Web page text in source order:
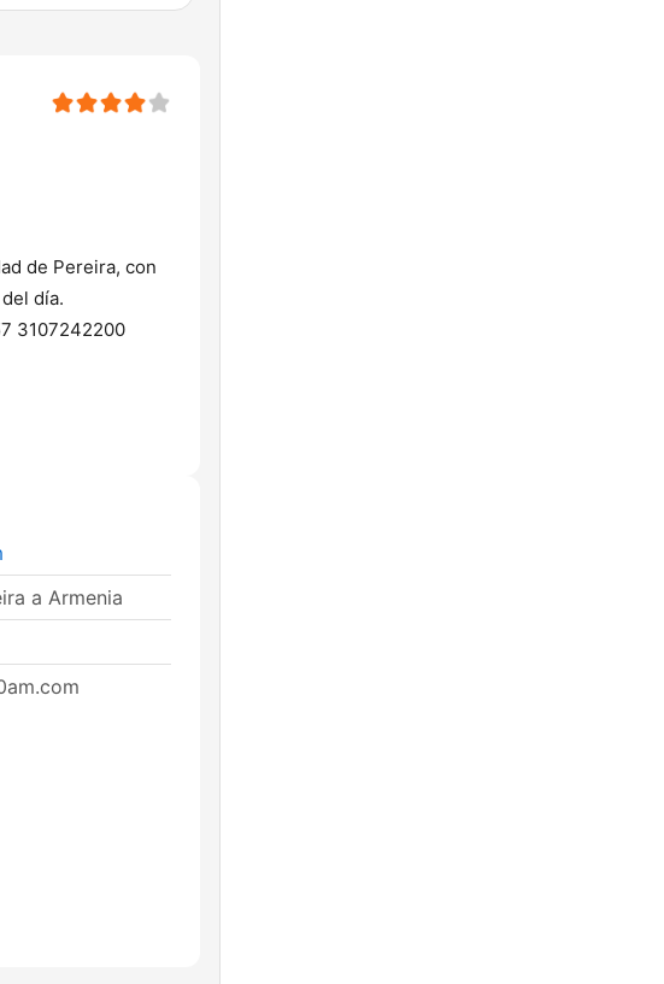
de Pereira, con
día.
3107242200
a Armenia